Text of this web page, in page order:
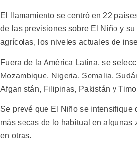
El llamamiento se centró en 22
de las previsiones sobre El Niño y
agrícolas, los niveles actuales de
Fuera de la América Latina, se
Mozambique, Nigeria, Somalia,
Afganistán, Filipinas, Pakistán y
Se prevé que El Niño se intensifique
más secas de lo habitual en algunas
en otras.